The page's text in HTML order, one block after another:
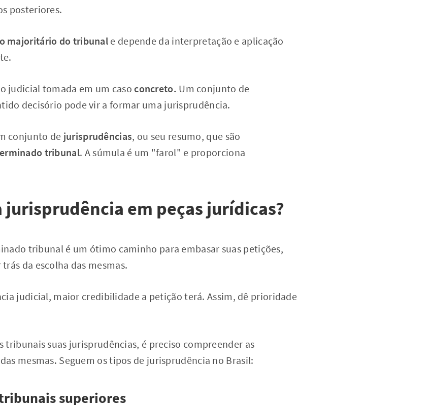
posteriores.
majoritário do tribunale depende da interpretação e aplicação
judicial tomada em um caso concreto. Um conjunto de
decisório pode vir a formar uma jurisprudência.
conjunto de jurisprudências, ou seu resumo, que são
tribunal. A súmula é um "farol" e proporciona
jurisprudência em peças jurídicas?
tribunal é um ótimo caminho para embasar suas petições,
da escolha das mesmas.
judicial, maior credibilidade a petição terá. Assim, dê prioridade
tribunais suas jurisprudências, é preciso compreender as
mesmas. Seguem os tipos de jurisprudência no Brasil:
superiores